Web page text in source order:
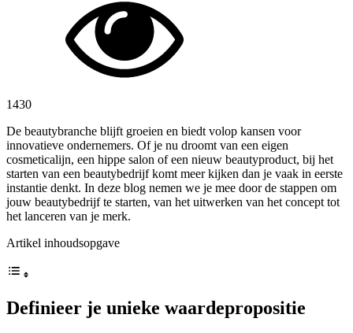
1430
De beautybranche blijft groeien en biedt volop kansen voor
innovatieve ondernemers. Of je nu droomt van een eigen
cosmeticalijn, een hippe salon of een nieuw beautyproduct, bij het
starten van een beautybedrijf komt meer kijken dan je vaak in eerste
instantie denkt. In deze blog nemen we je mee door de stappen om
jouw beautybedrijf te starten, van het uitwerken van het concept tot
het lanceren van je merk.
Artikel inhoudsopgave
Definieer je unieke waardepropositie